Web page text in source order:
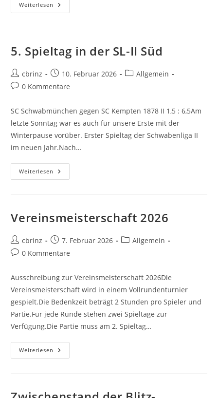
Weiterlesen Endstand
Der
5. Spieltag in der SL-II Süd
Beitrags-
Autor:
cbrinz
Beitrag
veröffentlicht:
10. Februar 2026
Beitrags-
Allgemein
Beitrags-
0 Kommentare
SC Schwabmünchen gegen SC Kempten 1878 II 1,5 : 6,5Am
letzte Sonntag war es auch für unsere Erste mit der
Winterpause vorüber. Erster Spieltag der Schwabenliga II
im neuen Jahr.Nach…
Weiterlesen 5.
Spieltag
Vereinsmeisterschaft 2026
Beitrags-
Autor:
cbrinz
Beitrag
veröffentlicht:
7. Februar 2026
Beitrags-
Allgemein
Beitrags-
0 Kommentare
Ausschreibung zur Vereinsmeisterschaft 2026Die
Vereinsmeisterschaft wird in einem Vollrundenturnier
gespielt.Die Bedenkzeit beträgt 2 Stunden pro Spieler und
Partie.Für jede Runde stehen zwei Spieltage zur
Verfügung.Die Partie muss am 2. Spieltag…
Weiterlesen Vereinsmeisterschaft
2026